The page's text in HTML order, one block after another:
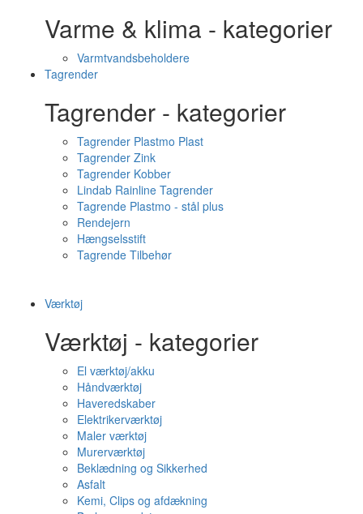
Varme & klima - kategorier
Varmtvandsbeholdere
Tagrender
Tagrender - kategorier
Tagrender Plastmo Plast
Tagrender Zink
Tagrender Kobber
Lindab Rainline Tagrender
Tagrende Plastmo - stål plus
Rendejern
Hængselsstift
Tagrende Tilbehør
Værktøj
Værktøj - kategorier
El værktøj/akku
Håndværktøj
Haveredskaber
Elektrikerværktøj
Maler værktøj
Murerværktøj
Beklædning og Sikkerhed
Asfalt
Kemi, Clips og afdækning